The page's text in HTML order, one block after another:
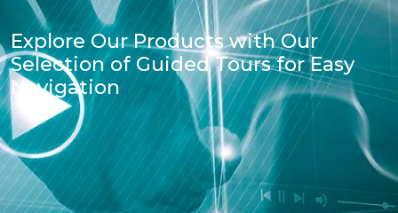
Explore Our Products with Our
Selection of Guided Tours for Easy
Navigation